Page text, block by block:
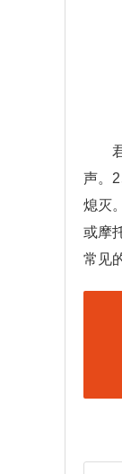
声。
熄灭
或摩
常见